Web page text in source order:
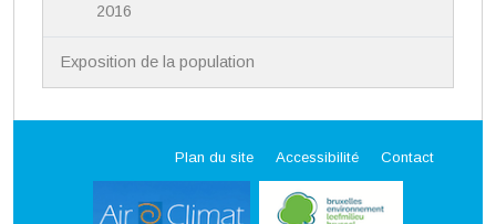
2016
Exposition de la population
Plan du site Accessibilité Contact